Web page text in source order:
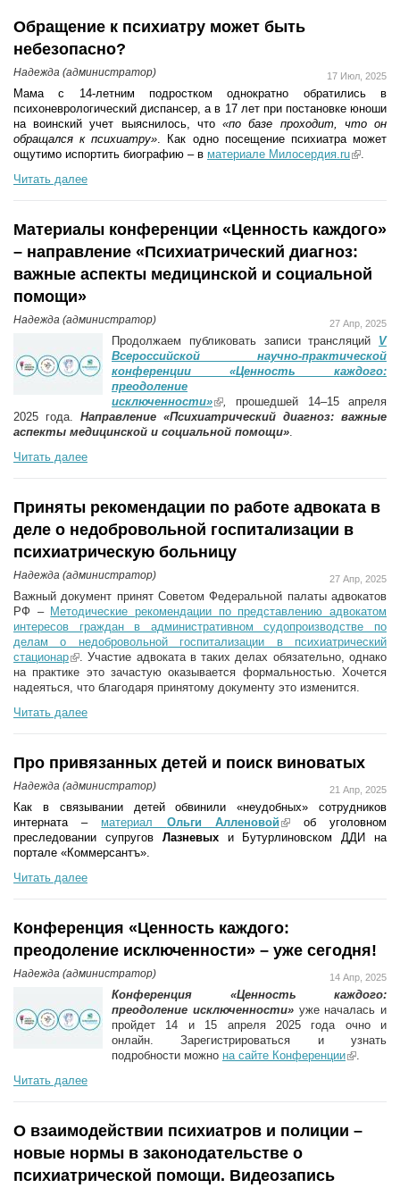
Обращение к психиатру может быть
небезопасно?
17 Июл, 2025
Надежда (администратор)
Мама с 14-летним подростком однократно обратились в
психоневрологический диспансер, а в 17 лет при постановке юноши
на воинский учет выяснилось, что«по базе проходит, что он
обращался к психиатру». Как одно посещение психиатра может
ощутимо испортить биографию – в материале Милосердия.ru(link is
.
Читать далее
Материалы конференции «Ценность каждого»
– направление «Психиатрический диагноз:
важные аспекты медицинской и социальной
помощи»
27 Апр, 2025
Надежда (администратор)
Продолжаем публиковать записи трансляций V
Всероссийской научно-практической
конференции «Ценность каждого:
преодоление
исключенности»(link is external)
, прошедшей 14–15 апреля
2025 года. Направление «Психиатрический диагноз: важные
аспекты медицинской и социальной помощи».
Читать далее
Приняты рекомендации по работе адвоката в
деле о недобровольной госпитализации в
психиатрическую больницу
27 Апр, 2025
Надежда (администратор)
Важный документ принят Советом Федеральной палаты адвокатов
РФ – Методические рекомендации по представлению адвокатом
интересов граждан в административном судопроизводстве по
делам о недобровольной госпитализации в психиатрический
стационар(link is external)
. Участие адвоката в таких делах обязательно, однако
на практике это зачастую оказывается формальностью. Хочется
надеяться, что благодаря принятому документу это изменится.
Читать далее
Про привязанных детей и поиск виноватых
21 Апр, 2025
Надежда (администратор)
Как в связывании детей обвинили «неудобных» сотрудников
интерната –
материал Ольги Алленовой (link is external)
об уголовном
преследовании супругов Лазневыхи Бутурлиновском ДДИ на
портале «Коммерсантъ».
Читать далее
Конференция «Ценность каждого:
преодоление исключенности» – уже сегодня!
14 Апр, 2025
Надежда (администратор)
Конференция «Ценность каждого:
преодоление исключенности»уже началась и
пройдет 14 и 15 апреля 2025 года очно и
онлайн. Зарегистрироваться и узнать
подробности можно на сайте Конференции(link is
.
Читать далее
О взаимодействии психиатров и полиции –
новые нормы в законодательстве о
психиатрической помощи. Видеозапись